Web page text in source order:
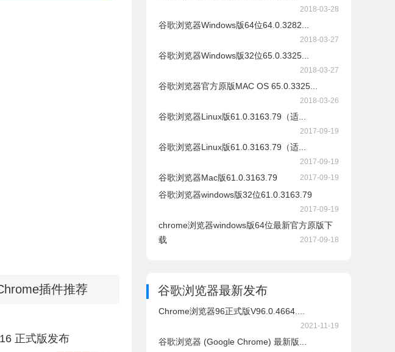
83.0.4103.106_chrome_installer.exe
83.0.4103.106_chrome_installer.exe
83.0.4103.106_chrome_installer.exe
83.0.4103.106_chrome_installer.exe
83.0.4103.106_chrome_installer.exe
插件推荐
正式版发布
2018-03-28
谷歌浏览器Windows版64位64.0.3282...
2018-03-27
谷歌浏览器Windows版32位65.0.3325...
2018-03-27
谷歌浏览器官方原版MAC OS 65.0.3325...
2018-03-26
谷歌浏览器Linux版61.0.3163.79（适...
2017-09-19
谷歌浏览器Linux版61.0.3163.79（适...
2017-09-19
谷歌浏览器Mac版61.0.3163.79 2017-09-19
谷歌浏览器windows版32位61.0.3163.79
2017-09-19
chrome浏览器windows版64位最新官方原版下
载
2017-09-18
谷歌浏览器最新发布
Chrome浏览器96正式版V96.0.4664....
2021-11-19
谷歌浏览器 (Google Chrome) 最新版...